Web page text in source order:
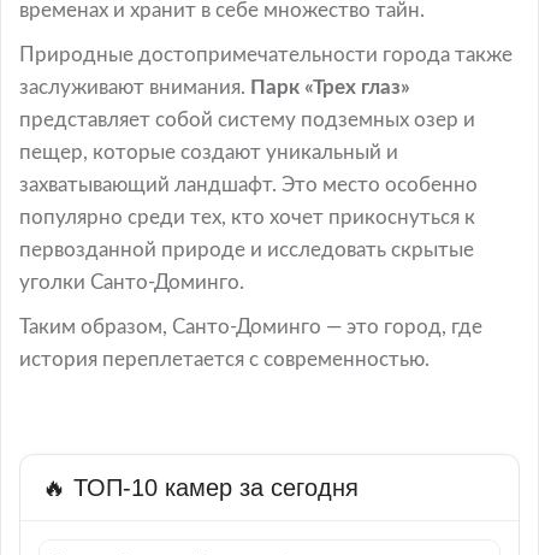
временах и хранит в себе множество тайн.
Природные достопримечательности города также
заслуживают внимания. Парк «Трех глаз»
представляет собой систему подземных озер и
пещер, которые создают уникальный и
захватывающий ландшафт. Это место особенно
популярно среди тех, кто хочет прикоснуться к
первозданной природе и исследовать скрытые
уголки Санто-Доминго.
Таким образом, Санто-Доминго — это город, где
история переплетается с современностью.
🔥 ТОП-10 камер за сегодня